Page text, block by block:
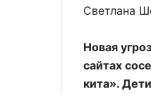
Светлана
Новая
сайтах
кита».